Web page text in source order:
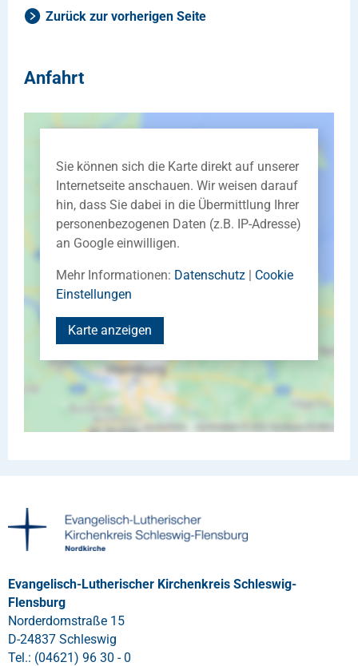
Zurück zur vorherigen Seite
Anfahrt
Sie können sich die Karte direkt auf unserer
Internetseite anschauen. Wir weisen darauf
hin, dass Sie dabei in die Übermittlung Ihrer
personenbezogenen Daten (z.B. IP-Adresse)
an Google einwilligen.
Mehr Informationen: Datenschutz | Cookie
Einstellungen
Karte anzeigen
Evangelisch-Lutherischer Kirchenkreis Schleswig-
Flensburg
Norderdomstraße 15
D-24837 Schleswig
Tel.: (04621) 96 30 - 0